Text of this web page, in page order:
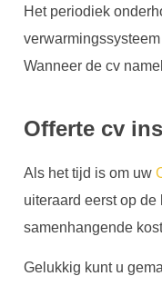
Het periodiek
Wanneer de cv
Offerte cv
Als het tijd is om uw
uiteraard eerst op
samenhangende
Gelukkig kunt u